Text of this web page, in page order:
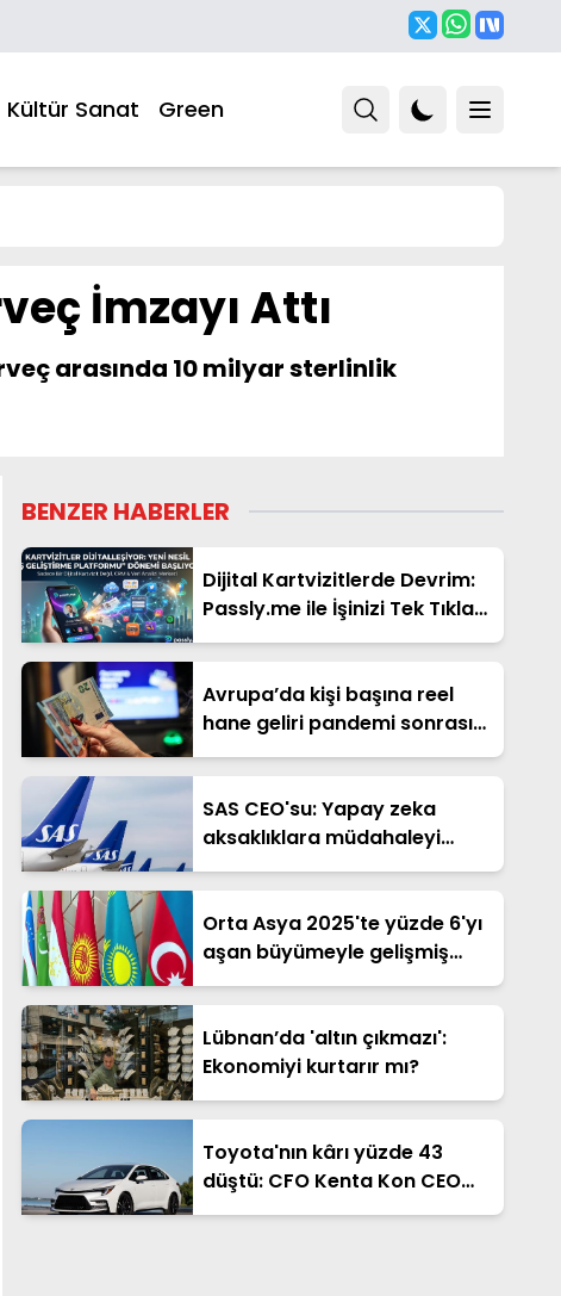
Kültür Sanat Green
İmzayı Attı
arasında 10 milyar sterlinlik
BENZER HABERLER
Dijital Kartvizitlerde Devrim:
Passly.me ile İşinizi Tek Tıkla
Büyütün
Avrupa’da kişi başına reel
hane geliri pandemi sonrası
en çok hangi ülkelerde arttı?
SAS CEO'su: Yapay zeka
aksaklıklara müdahaleyi
hızlandırabilir
Orta Asya 2025'te yüzde 6'yı
aşan büyümeyle gelişmiş
ekonomileri solladı
Lübnan’da 'altın çıkmazı':
Ekonomiyi kurtarır mı?
Toyota'nın kârı yüzde 43
düştü: CFO Kenta Kon CEO
oluyor